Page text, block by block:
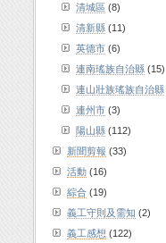
清城區 (8)
清新縣 (11)
英德市 (6)
連南瑤族自治縣 (15)
連山壯族瑤族自治縣
連州市 (3)
陽山縣 (112)
新聞剪報 (33)
活動 (16)
綜合 (19)
義工守則及需知 (2)
義工感想 (122)